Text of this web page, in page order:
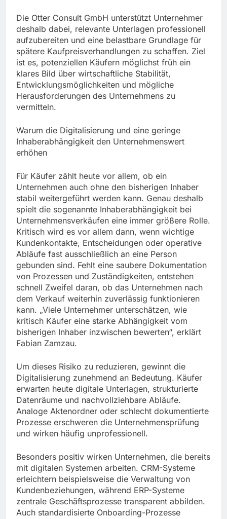
Die Otter Consult GmbH unterstützt Unternehmer
deshalb dabei, relevante Unterlagen professionell
aufzubereiten und eine belastbare Grundlage für
spätere Kaufpreisverhandlungen zu schaffen. Ziel
ist es, potenziellen Käufern möglichst früh ein
klares Bild über wirtschaftliche Stabilität,
Entwicklungsmöglichkeiten und mögliche
Herausforderungen des Unternehmens zu
vermitteln.
Warum die Digitalisierung und eine geringe
Inhaberabhängigkeit den Unternehmenswert
erhöhen
Für Käufer zählt heute vor allem, ob ein
Unternehmen auch ohne den bisherigen Inhaber
stabil weitergeführt werden kann. Genau deshalb
spielt die sogenannte Inhaberabhängigkeit bei
Unternehmensverkäufen eine immer größere Rolle.
Kritisch wird es vor allem dann, wenn wichtige
Kundenkontakte, Entscheidungen oder operative
Abläufe fast ausschließlich an eine Person
gebunden sind. Fehlt eine saubere Dokumentation
von Prozessen und Zuständigkeiten, entstehen
schnell Zweifel daran, ob das Unternehmen nach
dem Verkauf weiterhin zuverlässig funktionieren
kann. „Viele Unternehmer unterschätzen, wie
kritisch Käufer eine starke Abhängigkeit vom
bisherigen Inhaber inzwischen bewerten“, erklärt
Fabian Zamzau.
Um dieses Risiko zu reduzieren, gewinnt die
Digitalisierung zunehmend an Bedeutung. Käufer
erwarten heute digitale Unterlagen, strukturierte
Datenräume und nachvollziehbare Abläufe.
Analoge Aktenordner oder schlecht dokumentierte
Prozesse erschweren die Unternehmensprüfung
und wirken häufig unprofessionell.
Besonders positiv wirken Unternehmen, die bereits
mit digitalen Systemen arbeiten. CRM-Systeme
erleichtern beispielsweise die Verwaltung von
Kundenbeziehungen, während ERP-Systeme
zentrale Geschäftsprozesse transparent abbilden.
Auch standardisierte Onboarding-Prozesse